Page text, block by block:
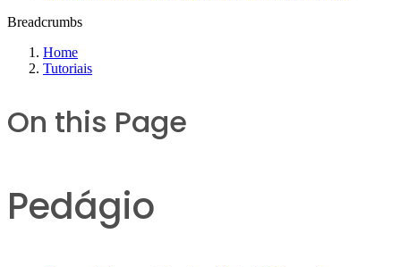
Breadcrumbs
Home
Tutoriais
On this Page
Pedágio